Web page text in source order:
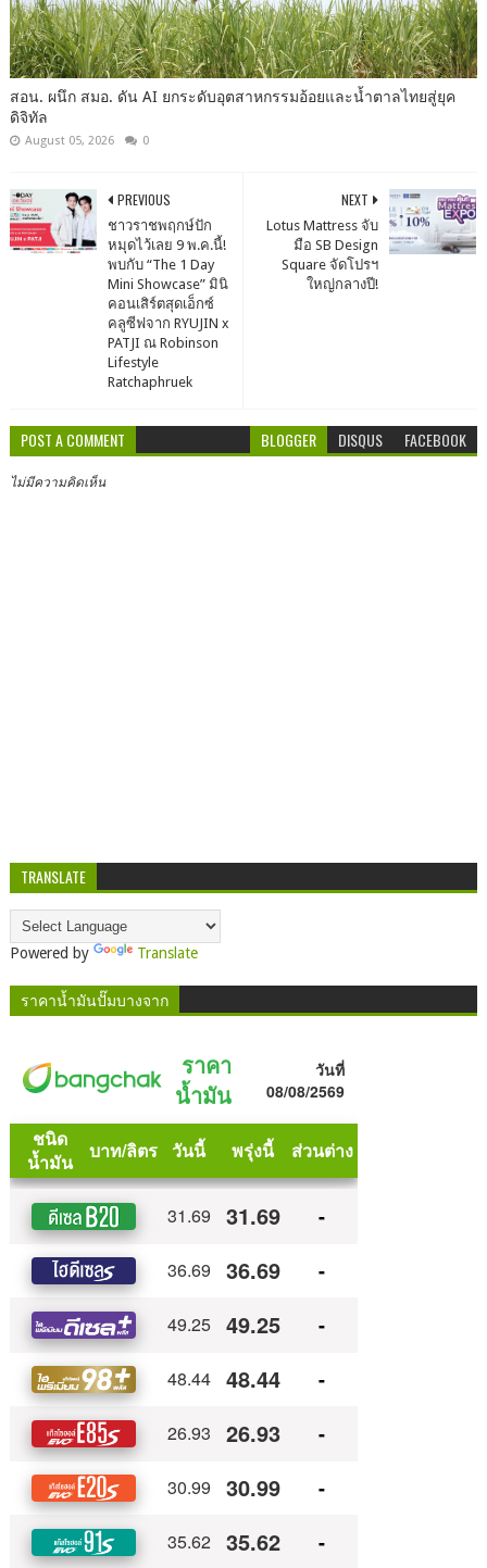
สอน. ผนึก สมอ. ดัน AI ยกระดับอุตสาหกรรมอ้อยและน้ำตาลไทยสู่ยุค
ดิจิทัล
August 05, 2026 0
NEXT
Lotus Mattress จับ
มือ SB Design
Square จัดโปรฯ
ใหญ่กลางปี!
PREVIOUS
ชาวราชพฤกษ์ปัก
หมุดไว้เลย 9 พ.ค.นี้!
พบกับ “The 1 Day
Mini Showcase” มินิ
คอนเสิร์ตสุดเอ็กซ์
คลูซีฟจาก RYUJIN x
PATJI ณ Robinson
Lifestyle
Ratchaphruek
POST A COMMENT BLOGGER DISQUS FACEBOOK
ไม่มีความคิดเห็น
TRANSLATE
Powered by Translate
ราคาน้ำมันปั๊มบางจาก